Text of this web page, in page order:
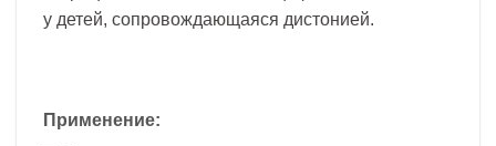
у детей, сопровождающаяся дистонией.
Применение: